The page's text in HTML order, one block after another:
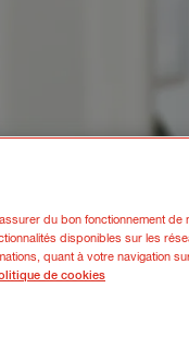
du bon fonctionnement
disponibles sur les
quant à votre navigation
de cookies